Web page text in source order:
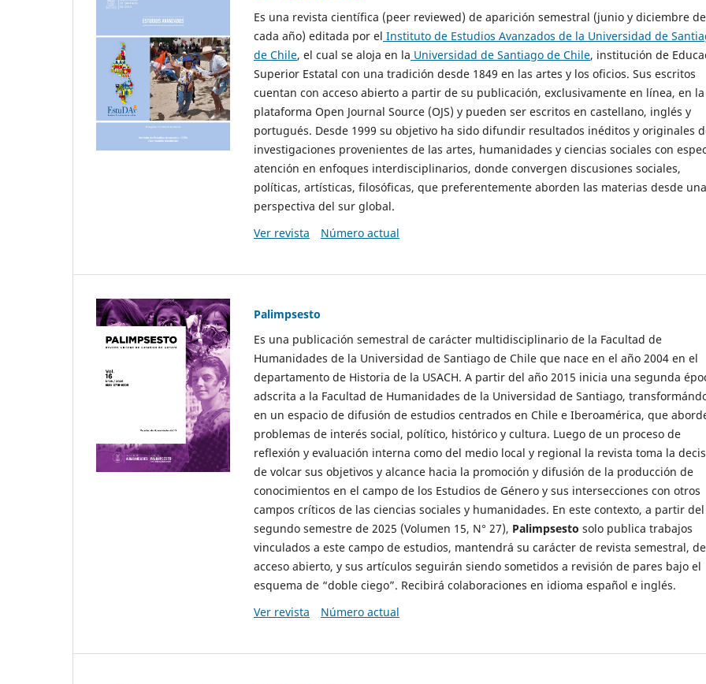
Es una revista científica (peer reviewed) de aparición semestral (junio y diciembre de
cada año) editada por el Instituto de Estudios Avanzados de la Universidad de
de Chile, el cual se aloja en la Universidad de Santiago de Chile, institución de
Superior Estatal con una tradición desde 1849 en las artes y los oficios. Sus escritos
cuentan con acceso abierto a partir de su publicación, exclusivamente en línea, en la
plataforma Open Journal Source (OJS) y pueden ser escritos en castellano, inglés y
portugués. Desde 1999 su objetivo ha sido difundir resultados inéditos y originales
investigaciones provenientes de las artes, humanidades y ciencias sociales con
atención en enfoques interdisciplinarios, donde convergen discusiones sociales,
políticas, artísticas, filosóficas, que preferentemente aborden las materias desde una
perspectiva del sur global.
Ver revista
Número actual
Palimpsesto
Es una publicación semestral de carácter multidisciplinario de la Facultad de
Humanidades de la Universidad de Santiago de Chile que nace en el año 2004 en el
departamento de Historia de la USACH. A partir del año 2015 inicia una segunda
adscrita a la Facultad de Humanidades de la Universidad de Santiago,
en un espacio de difusión de estudios centrados en Chile e Iberoamérica, que
problemas de interés social, político, histórico y cultura. Luego de un proceso de
reflexión y evaluación interna como del medio local y regional la revista toma la
de volcar sus objetivos y alcance hacia la promoción y difusión de la producción de
conocimientos en el campo de los Estudios de Género y sus intersecciones con otros
campos críticos de las ciencias sociales y humanidades. En este contexto, a partir del
segundo semestre de 2025 (Volumen 15, N° 27), Palimpsesto solo publica trabajos
vinculados a este campo de estudios, mantendrá su carácter de revista semestral, de
acceso abierto, y sus artículos seguirán siendo sometidos a revisión de pares bajo el
esquema de “doble ciego”. Recibirá colaboraciones en idioma español e inglés.
Ver revista
Número actual